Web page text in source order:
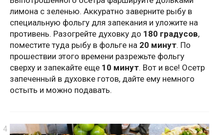
лимона с зеленью. Аккуратно заверните рыбу в
специальную фольгу для запекания и уложите на
противень. Разогрейте духовку до 180 градусов,
поместите туда рыбу в фольге на 20 минут. По
прошествии этого времени разрежьте фольгу
сверху и запекайте еще 10 минут. Вот и все! Осетр
запеченный в духовке готов, дайте ему немного
остыть и можно подавать.